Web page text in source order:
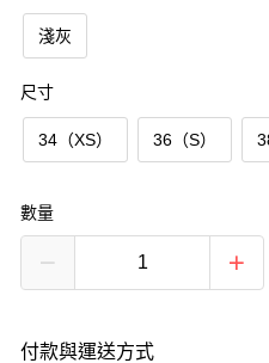
淺灰
尺寸
34（XS） 36（S）
數量
付款與運送方式